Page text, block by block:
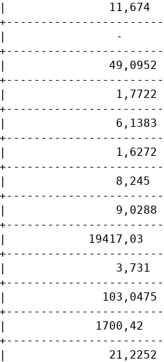
11,674  |
-      |
49,0952 |
1,7722 |
6,1383 |
1,6272 |
8,245  |
9,0288 |
19417,03   |
3,731  |
103,0475 |
1700,42   |
21,2252 |